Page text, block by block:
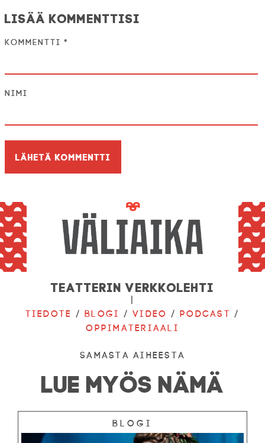
Lisää kommenttisi
Kommentti *
Nimi
Teatterin verkkolehti
|
Tiedote /Blogi /Video /Podcast /
Oppimateriaali
Samasta aiheesta
LUE MYÖS NÄMÄ
Blogi